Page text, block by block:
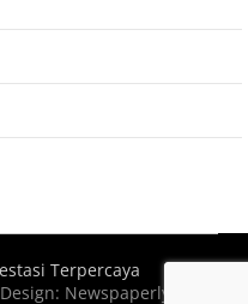
Terpercaya
Newspaperly